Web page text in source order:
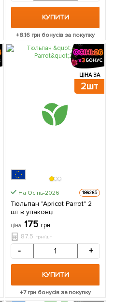
КУПИТИ
+8.16грн бонусів за покупку
ЦІНА ЗА
2шт
На Осінь-2026 186265
Тюльпан "Apricot Parrot" 2
шт в упаковці
ціна 175 грн
87.5 грн/шт
- +
КУПИТИ
+7грн бонусів за покупку